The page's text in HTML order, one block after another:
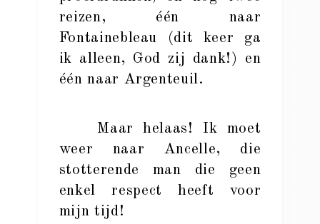
reizen, één naar
Fontainebleau (dit keer ga
ik alleen, God zij dank!) en
één naar Argenteuil.
Maar helaas! Ik moet
weer naar Ancelle, die
stotterende man die geen
enkel respect heeft voor
mijn tijd!